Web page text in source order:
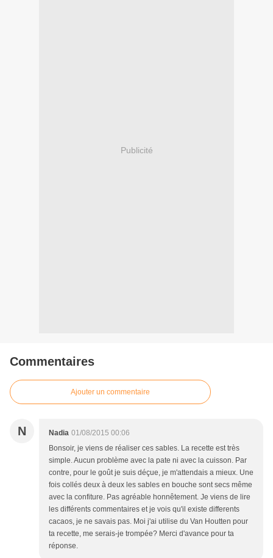
Publicité
Commentaires
Ajouter un commentaire
N Nadia 01/08/2015 00:06
Bonsoir, je viens de réaliser ces sables. La recette est très
simple. Aucun problème avec la pate ni avec la cuisson. Par
contre, pour le goût je suis déçue, je m'attendais a mieux. Une
fois collés deux à deux les sables en bouche sont secs même
avec la confiture. Pas agréable honnêtement. Je viens de lire
les différents commentaires et je vois qu'il existe differents
cacaos, je ne savais pas. Moi j'ai utilise du Van Houtten pour
ta recette, me serais-je trompée? Merci d'avance pour ta
réponse.